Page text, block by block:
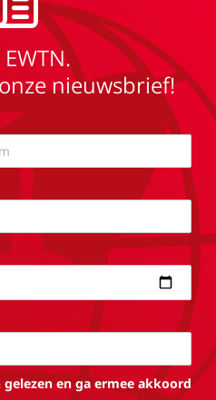
nieuwsbrief!
en ga ermee akkoord